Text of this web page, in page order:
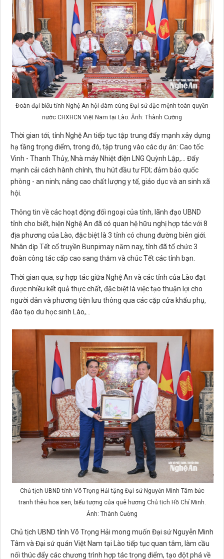
Đoàn đại biểu tỉnh Nghệ An hội đàm cùng Đại sứ đặc mệnh toàn quyền
nước CHXHCN Việt Nam tại Lào. Ảnh: Thành Cường
Thời gian tới, tỉnh Nghệ An tiếp tục tập trung đẩy mạnh xây dựng
hạ tầng trọng điểm, trong đó, tập trung vào các dự án: Cao tốc
Vinh - Thanh Thủy, Nhà máy Nhiệt điện LNG Quỳnh Lập,... Đẩy
mạnh cải cách hành chính, thu hút đầu tư FDI; đảm bảo quốc
phòng - an ninh; nâng cao chất lượng y tế, giáo dục và an sinh xã
hội.
Thông tin về các hoạt động đối ngoại của tỉnh, lãnh đạo UBND
tỉnh cho biết, hiện Nghệ An đã có quan hệ hữu nghị hợp tác với 8
địa phương của Lào, đặc biệt là 3 tỉnh có chung đường biên giới.
Nhân dịp Tết cổ truyền Bunpimay năm nay, tỉnh đã tổ chức 3
đoàn công tác cấp cao sang thăm và chúc Tết các tỉnh bạn.
Thời gian qua, sự hợp tác giữa Nghệ An và các tỉnh của Lào đạt
được nhiều kết quả thực chất, đặc biệt là việc tạo thuận lợi cho
người dân và phương tiện lưu thông qua các cặp cửa khẩu phụ,
đào tạo du học sinh Lào,...
Chủ tịch UBND tỉnh Võ Trọng Hải tặng Đại sứ Nguyễn Minh Tâm bức
tranh thêu hoa sen, biểu tượng của quê hương Chủ tịch Hồ Chí Minh.
Ảnh: Thành Cường
Chủ tịch UBND tỉnh Võ Trọng Hải mong muốn Đại sứ Nguyễn Minh
Tâm và Đại sứ quán Việt Nam tại Lào tiếp tục quan tâm, làm cầu
nối thúc đẩy các chương trình hợp tác trọng điểm, tạo đột phá về